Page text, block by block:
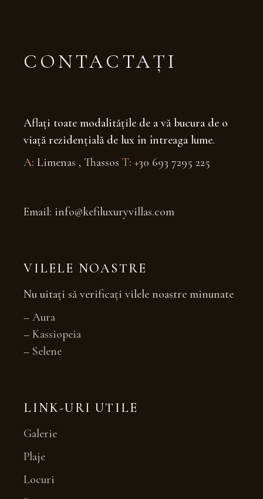
CONTACTAȚI
Aflați toate modalitățile de a vă bucura de o
viață rezidențială de lux în întreaga lume.
A: Limenas , ThassosT: +30 693 7295 225
Email: info@kefiluxuryvillas.com
VILELE NOASTRE
Nu uitați să verificați vilele noastre minunate
–Aura
–Kassiopeia
– Selene
LINK-URI UTILE
Galerie
Plaje
Locuri